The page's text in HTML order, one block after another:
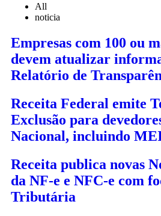
All
noticia
Empresas com 100 ou
devem atualizar
Relatório de
Receita Federal emite
Exclusão para
Nacional, incluindo
Receita publica novas
da NF-e e NFC-e com
Tributária